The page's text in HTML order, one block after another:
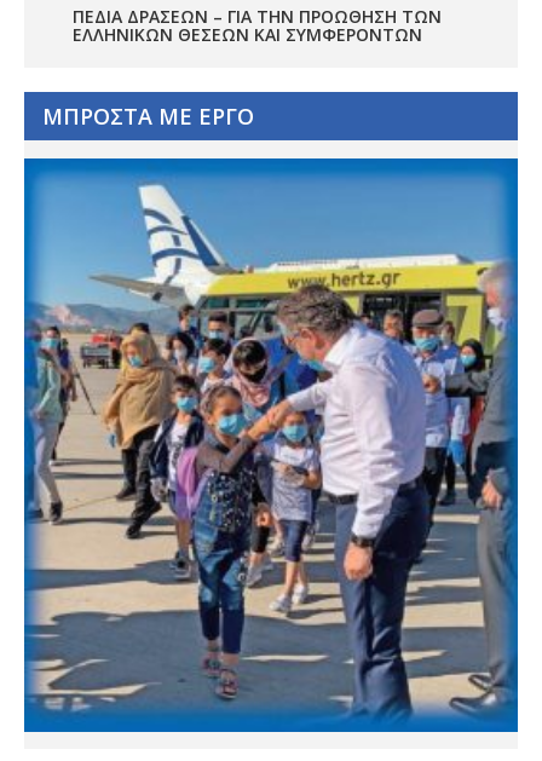
ΠΕΔΊΑ ΔΡΆΣΕΩΝ – ΓΙΑ ΤΗΝ ΠΡΟΏΘΗΣΗ ΤΩΝ
ΕΛΛΗΝΙΚΏΝ ΘΈΣΕΩΝ ΚΑΙ ΣΥΜΦΕΡΌΝΤΩΝ
ΜΠΡΟΣΤΑ ΜΕ ΕΡΓΟ